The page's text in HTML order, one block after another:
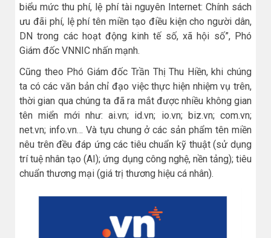
biểu mức thu phí, lệ phí tài nguyên Internet: Chính sách
ưu đãi phí, lệ phí tên miền tạo điều kiện cho người dân,
DN trong các hoạt động kinh tế số, xã hội số”, Phó
Giám đốc VNNIC nhấn mạnh.
Cũng theo Phó Giám đốc Trần Thị Thu Hiền, khi chúng
ta có các văn bản chỉ đạo việc thực hiện nhiệm vụ trên,
thời gian qua chúng ta đã ra mắt được nhiều không gian
tên miển mới như: ai.vn; id.vn; io.vn; biz.vn; com.vn;
net.vn; info.vn… Và tựu chung ở các sản phẩm tên miền
nêu trên đều đáp ứng các tiêu chuẩn kỹ thuật (sử dụng
trí tuệ nhân tạo (AI); ứng dụng công nghệ, nền tảng); tiêu
chuẩn thương mại (giá trị thương hiệu cá nhân).